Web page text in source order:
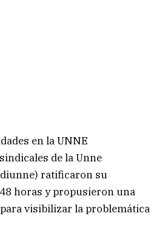
en la UNNE
de la Unne
ratificaron su
horas y propusieron una
visibilizar la problemática